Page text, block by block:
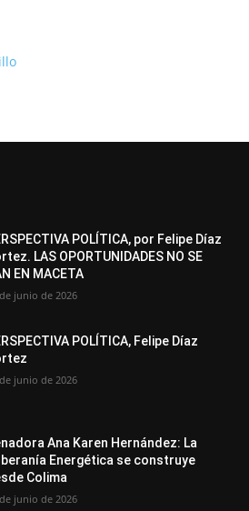
POLÍTICA, por Felipe Díaz
LAS OPORTUNIDADES NO SE
EN MACETA
junio de 2026
POLÍTICA, Felipe Díaz
junio de 2026
Ana Karen Hernández: La
Energética se construye
Colima
junio de 2026